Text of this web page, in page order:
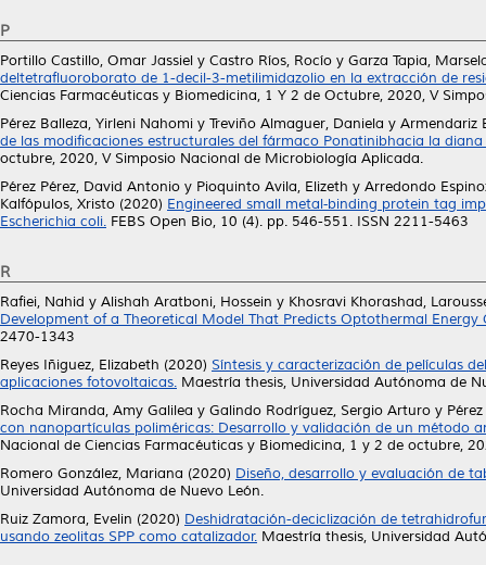
P
Portillo Castillo, Omar Jassiel y Castro Ríos, Rocío y Garza Tapia,
deltetrafluoroborato de 1-decil-3-metilimidazolio en la extracción de
Ciencias Farmacéuticas y Biomedicina, 1 Y 2 de Octubre, 2020, V
Pérez Balleza, Yirleni Nahomi y Treviño Almaguer, Daniela y Armendariz
de las modificaciones estructurales del fármaco Ponatinibhacia la diana
octubre, 2020, V Simposio Nacional de Microbiología Aplicada.
Pérez Pérez, David Antonio y Pioquinto Avila, Elizeth y Arredondo
Kalfópulos, Xristo (2020) Engineered small metal‐binding protein tag
Escherichia coli. FEBS Open Bio, 10 (4). pp. 546-551. ISSN 2211-5463
R
Rafiei, Nahid y Alishah Aratboni, Hossein y Khosravi Khorashad,
Development of a Theoretical Model That Predicts Optothermal
2470-1343
Reyes Iñiguez, Elizabeth (2020) Síntesis y caracterización de películas
aplicaciones fotovoltaicas. Maestría thesis, Universidad Autónoma de
Rocha Miranda, Amy Galilea y Galindo Rodríguez, Sergio Arturo y
con nanopartículas poliméricas: Desarrollo y validación de un método
Nacional de Ciencias Farmacéuticas y Biomedicina, 1 y 2 de octubre,
Romero González, Mariana (2020) Diseño, desarrollo y evaluación de
Universidad Autónoma de Nuevo León.
Ruiz Zamora, Evelin (2020) Deshidratación-deciclización de
usando zeolitas SPP como catalizador. Maestría thesis, Universidad